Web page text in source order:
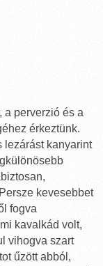
a perverzió és a
érkeztünk.
lezárást kanyarint
kevesebbet
fogva
kavalkád volt,
vihogva szart
űzött abból,